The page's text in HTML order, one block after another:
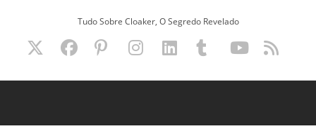
Tudo Sobre Cloaker, O Segredo Revelado